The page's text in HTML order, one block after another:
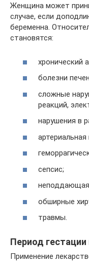
Женщина может
случае, если
беременна.
становятся:
хронический
болезни
сложные
реакций,
нарушения в
артериальная
сепсис;
обширные
травмы.
Период гестации
Применение